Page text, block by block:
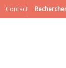
Contact